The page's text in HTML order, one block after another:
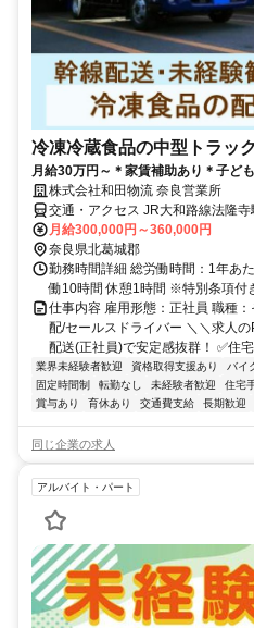
冷凍冷蔵食品の中型トラッ
月給30万円～＊家賃補助あり＊子ど
株式会社和田物流 奈良営業所
交通・アクセス JR大和路線法隆
ー通勤可
月給300,000円～360,000円
奈良県北葛城郡
勤務時間詳細 総労働時間：1年あ
働10時間 休憩1時間 ※特別条項付
仕事内容 雇用形態：正社員 職種
配/セールスドライバー ＼＼求人
配送(正社員)で安定感抜群！ ✅住
業界未経験者歓迎 資格取得支援あり バイ
固定時間制
転勤なし 未経験者歓迎 住宅
賞与あり
育休あり 交通費支給 長期歓迎
同じ企業の求人
アルバイト・パート